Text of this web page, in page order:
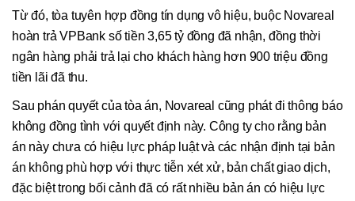
Từ đó, tòa tuyên hợp đồng tín dụng vô hiệu, buộc Novareal
hoàn trả VPBank số tiền 3,65 tỷ đồng đã nhận, đồng thời
ngân hàng phải trả lại cho khách hàng hơn 900 triệu đồng
tiền lãi đã thu.
Sau phán quyết của tòa án, Novareal cũng phát đi thông báo
không đồng tình với quyết định này. Công ty cho rằng bản
án này chưa có hiệu lực pháp luật và các nhận định tại bản
án không phù hợp với thực tiễn xét xử, bản chất giao dịch,
đặc biệt trong bối cảnh đã có rất nhiều bản án có hiệu lực